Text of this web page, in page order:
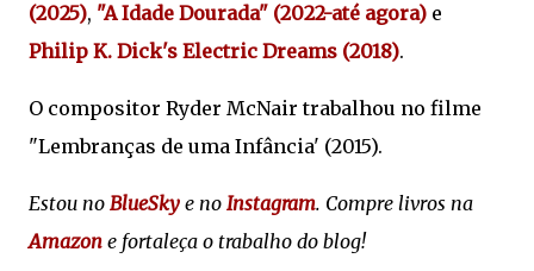
(2025), "A Idade Dourada" (2022-até agora) e
Philip K. Dick's Electric Dreams (2018).
O compositor Ryder McNair trabalhou no filme
"Lembranças de uma Infância' (2015).
Estou no BlueSky e no Instagram. Compre livros na
Amazon e fortaleça o trabalho do blog!